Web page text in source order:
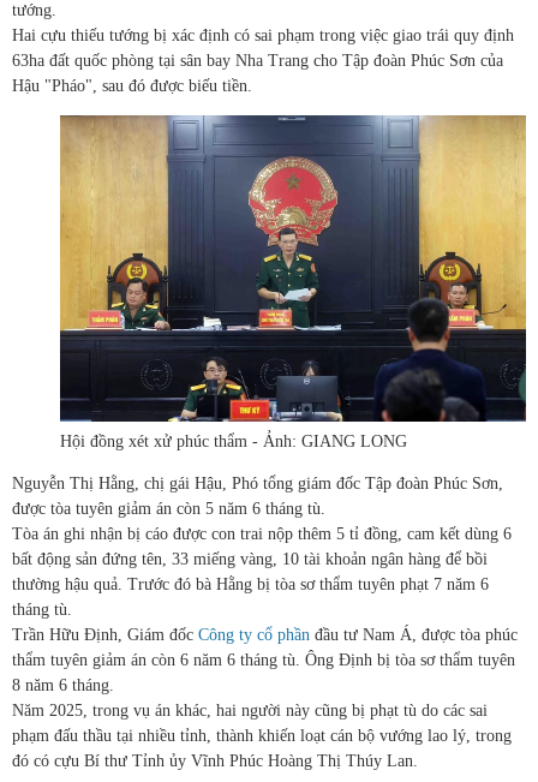
tướng.
Hai cựu thiếu tướng bị xác định có sai phạm trong việc giao trái quy định
63ha đất quốc phòng tại sân bay Nha Trang cho Tập đoàn Phúc Sơn của
Hậu "Pháo", sau đó được biếu tiền.
Hội đồng xét xử phúc thẩm - Ảnh: GIANG LONG
Nguyễn Thị Hằng, chị gái Hậu, Phó tổng giám đốc Tập đoàn Phúc Sơn,
được tòa tuyên giảm án còn 5 năm 6 tháng tù.
Tòa án ghi nhận bị cáo được con trai nộp thêm 5 tỉ đồng, cam kết dùng 6
bất động sản đứng tên, 33 miếng vàng, 10 tài khoản ngân hàng để bồi
thường hậu quả. Trước đó bà Hằng bị tòa sơ thẩm tuyên phạt 7 năm 6
tháng tù.
Trần Hữu Định, Giám đốc Công ty cổ phần đầu tư Nam Á, được tòa phúc
thẩm tuyên giảm án còn 6 năm 6 tháng tù. Ông Định bị tòa sơ thẩm tuyên
8 năm 6 tháng.
Năm 2025, trong vụ án khác, hai người này cũng bị phạt tù do các sai
phạm đấu thầu tại nhiều tỉnh, thành khiến loạt cán bộ vướng lao lý, trong
đó có cựu Bí thư Tỉnh ủy Vĩnh Phúc Hoàng Thị Thúy Lan.